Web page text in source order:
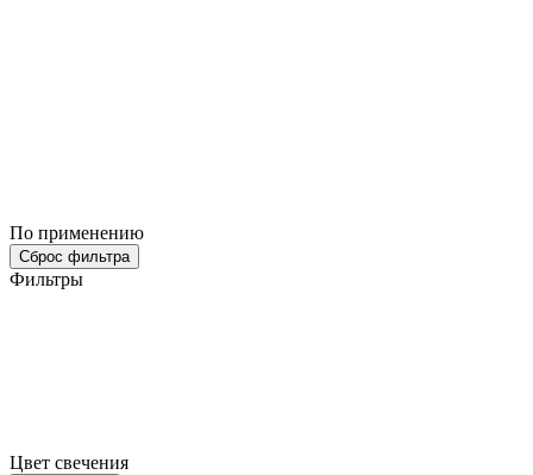
По применению
Сброс фильтра
Фильтры
Цвет свечения